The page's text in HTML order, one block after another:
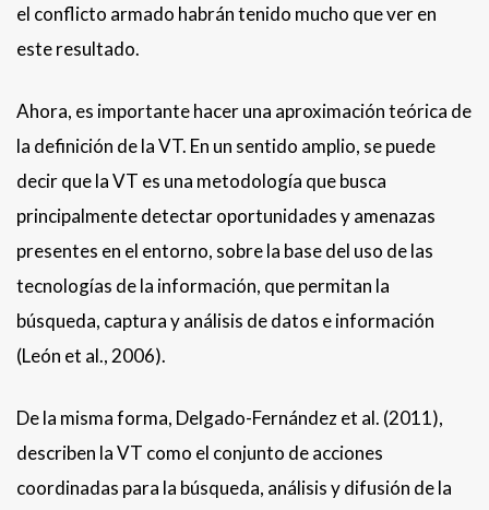
el conflicto armado habrán tenido mucho que ver en
este resultado.
Ahora, es importante hacer una aproximación teórica de
la definición de la VT. En un sentido amplio, se puede
decir que la VT es una metodología que busca
principalmente detectar oportunidades y amenazas
presentes en el entorno, sobre la base del uso de las
tecnologías de la información, que permitan la
búsqueda, captura y análisis de datos e información
(León et al., 2006).
De la misma forma, Delgado-Fernández et al. (2011),
describen la VT como el conjunto de acciones
coordinadas para la búsqueda, análisis y difusión de la